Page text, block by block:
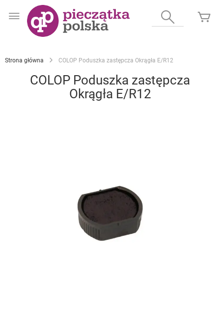
do
Wyszukaj
Strona główna COLOP Poduszka zastępcza Okrągła E/R12
COLOP Poduszka zastępcza
Okrągła E/R12